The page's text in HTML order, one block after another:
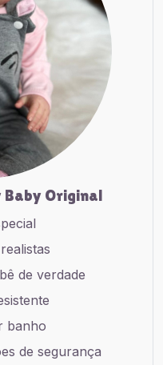
Baby Original
de verdade
banho
de segurança